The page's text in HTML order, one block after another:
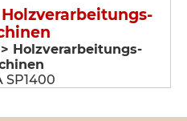
Holzverarbeitungs-
SP1400